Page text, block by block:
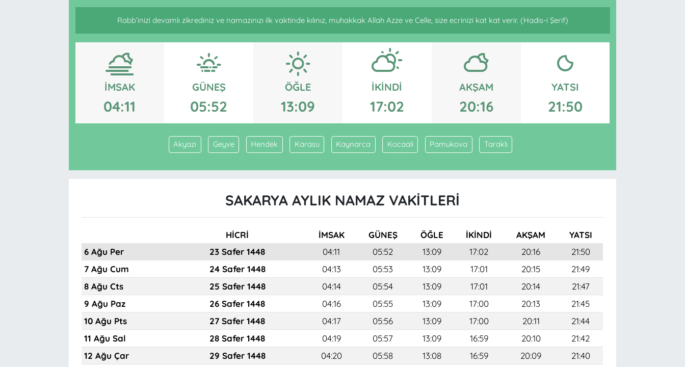
Rabb’inizi devamlı zikrediniz ve namazınızı ilk vaktinde kılınız, muhakkak Allah Azze ve Celle, size ecrinizi kat kat verir. (Hadis-i Şerif)
İMSAK
04:11
GÜNEŞ
05:52
ÖĞLE
13:09
İKINDI
17:02
AKŞAM
20:16
YATSI
21:50
Akyazı Geyve Hendek Karasu Kaynarca Kocaali Pamukova Taraklı
SAKARYA AYLIK NAMAZ VAKITLERI
HİCRİ İMSAK GÜNEŞ ÖĞLE İKINDI AKŞAM
YATSI
6 Ağu Per
23 Safer 1448 04:11 05:52 13:09 17:02 20:16
21:50
7 Ağu Cum
24 Safer 1448 04:13 05:53 13:09 17:01 20:15
21:49
8 Ağu Cts
25 Safer 1448 04:14 05:54 13:09 17:01 20:14
21:47
9 Ağu Paz
26 Safer 1448 04:16 05:55 13:09 17:00 20:13
21:45
10 Ağu Pts
27 Safer 1448 04:17 05:56 13:09 17:00 20:11
21:44
11 Ağu Sal
28 Safer 1448 04:19 05:57 13:09 16:59 20:10
21:42
12 Ağu Çar
29 Safer 1448 04:20 05:58 13:08 16:59 20:09
21:40